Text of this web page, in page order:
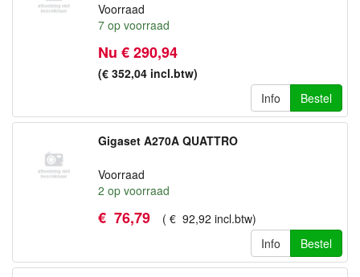
Voorraad
7 op voorraad
Nu € 290,94
(€ 352,04 incl.btw)
Info
Bestel
Gigaset A270A QUATTRO
Voorraad
2 op voorraad
€ 76,79 ( € 92,92 incl.btw)
Info
Bestel